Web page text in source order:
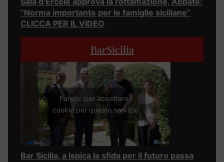
“Norma importante per le famiglie siciliane”
CLICCA PER IL VIDEO
BarSicilia
Fai clic per accettare i
cookie per questo servizio
Bar Sicilia, a Ispica la sfida per il futuro passa